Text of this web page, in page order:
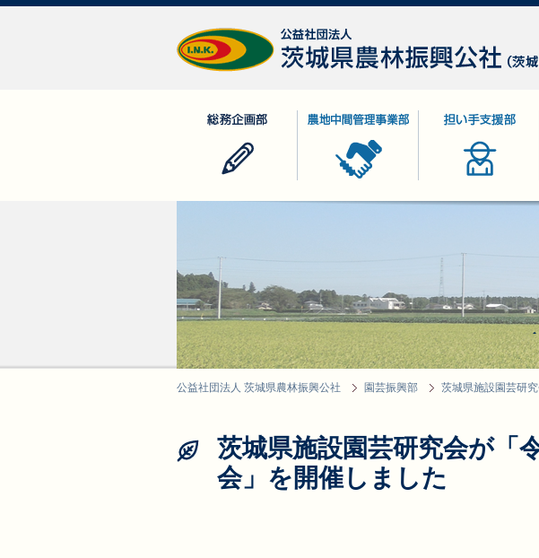
公益社団法人 茨城県農林振興公社 園芸振興部 茨城県施設園芸研
茨城県施設園芸研究会が「
会」を開催しました